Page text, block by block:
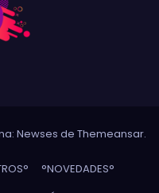
Newses de Themeansar.
°NOVEDADES°